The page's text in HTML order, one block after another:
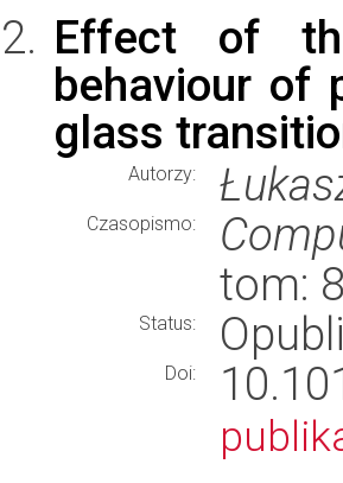
Effect of
behaviour of
glass
Autorzy:
Czasopismo:
tom:
Status:
Doi: